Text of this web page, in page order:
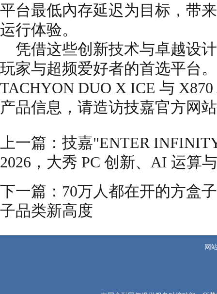
平台最低內存延迟为目标，带
运行体验。
凭借这些创新技术与卓越设
玩家与超频爱好者的首选平台
TACHYON DUO X ICE 与
产品信息，请造访技嘉官方网
上一篇： 技嘉"ENTER
2026，大秀 PC 创新、AI 运算
下一篇： 70万人都在开的方盒
子品类新高度
网